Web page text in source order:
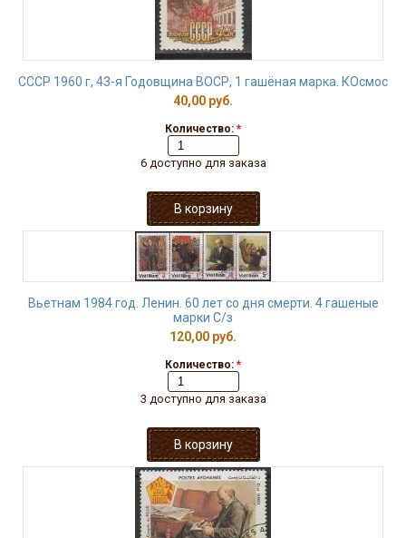
СССР 1960 г, 43-я Годовщина ВОСР, 1 гашёная марка. КОсмос
40,00 руб.
Количество: *
6 доступно для заказа
Вьетнам 1984 год. Ленин. 60 лет со дня смерти. 4 гашеные
марки С/з
120,00 руб.
Количество: *
3 доступно для заказа